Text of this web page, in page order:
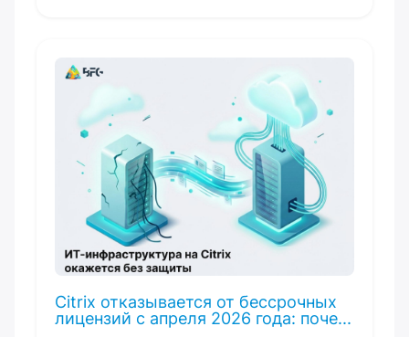
Citrix отказывается от бессрочных
лицензий с апреля 2026 года: поче...